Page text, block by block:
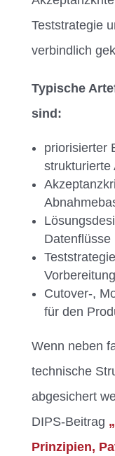
Teststrategie
verbindlich
Typische
sind:
priorisierter
strukturierte
Datenflüsse
Vorbereitung
Cutover-,
für den
Wenn neben
technische
abgesichert
DIPS-Beitrag
Prinzipien,